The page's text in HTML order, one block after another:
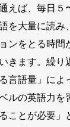
えば、毎日５
を大量に読
ンをとる時間
きます。繰り
言語量」によ
ルの英語力を
ことが必要」